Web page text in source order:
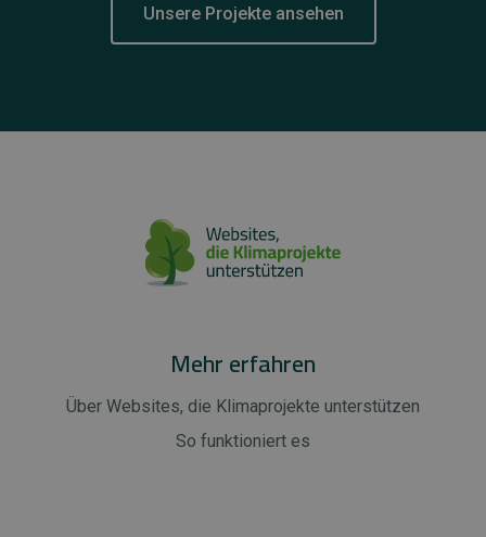
Unsere Projekte ansehen
Mehr erfahren
Über Websites, die Klimaprojekte unterstützen
So funktioniert es